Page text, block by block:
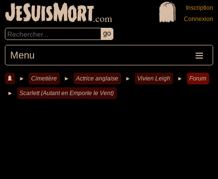
JeSuisMort.com
Menu
Inscription
Connexion
► Cimetière ► Actrice anglaise ► Vivien Leigh ► Forum
► Scarlett (Autant en Emporte le Vent)